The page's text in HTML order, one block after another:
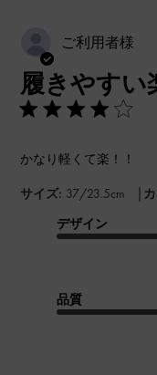
ご利用者様
履きやすい
かなり軽くて楽！！
サイズ: 37/23.5cm |
デザイン
品質